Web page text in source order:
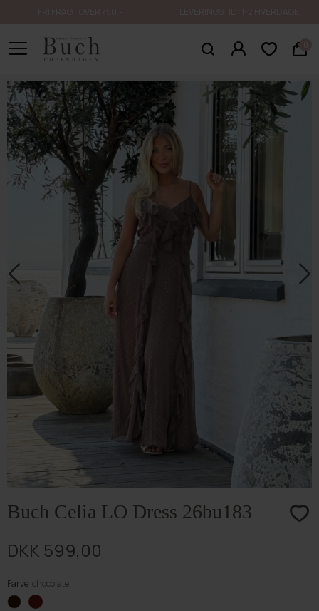
Buch Celia LO Dress 26bu183
DKK 599,00
Farve chocolate